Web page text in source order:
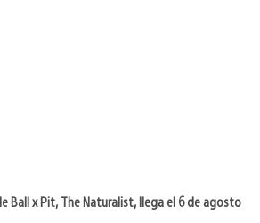
Ball x Pit, The Naturalist, llega el 6 de agosto